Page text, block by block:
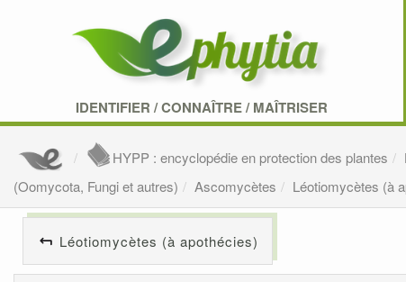
IDENTIFIER /CONNAÎTRE/MAÎTRISER
HYPP : encyclopédie en protection des plantes
(Oomycota, Fungi et autres)
Ascomycètes Léotiomycètes (à
Léotiomycètes (à apothécies)